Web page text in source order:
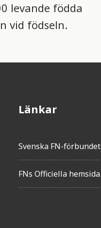
levande födda
vid födseln.
Länkar
Svenska FN-förbundet
FNs Officiella hemsida